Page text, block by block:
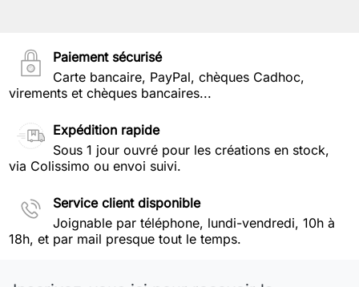
Paiement sécurisé
Carte bancaire, PayPal, chèques Cadhoc,
virements et chèques bancaires...
Expédition rapide
Sous 1 jour ouvré pour les créations en stock,
via Colissimo ou envoi suivi.
Service client disponible
Joignable par téléphone, lundi-vendredi, 10h à
18h, et par mail presque tout le temps.